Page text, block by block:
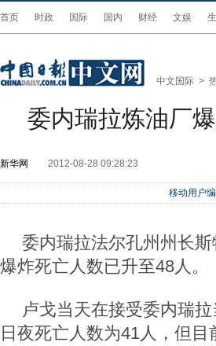
首页 时政 国际 国内 财经 文娱
中文国际 >
委内瑞拉炼油厂
新华网 2012-08-28 09:28:23
移动用户
委内瑞拉法尔孔州州长
爆炸死亡人数已升至48人。
卢戈当天在接受委内瑞
日夜死亡人数为41人，但